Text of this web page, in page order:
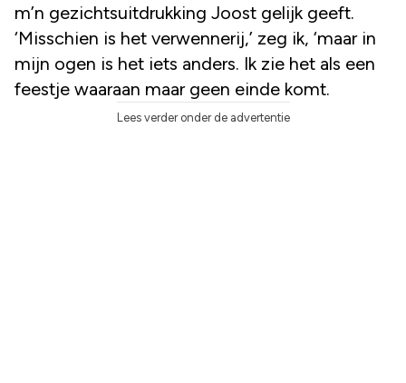
m’n gezichtsuitdrukking Joost gelijk geeft.
‘Misschien is het verwennerij,’ zeg ik, ‘maar in
mijn ogen is het iets anders. Ik zie het als een
feestje waaraan maar geen einde komt.
Lees verder onder de advertentie